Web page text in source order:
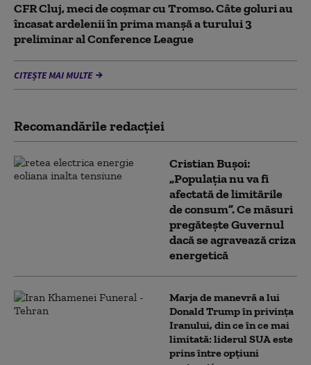
CFR Cluj, meci de coșmar cu Tromso. Câte goluri au
încasat ardelenii în prima manşă a turului 3
preliminar al Conference League
CITEȘTE MAI MULTE
Recomandările redacţiei
Cristian Bușoi:
„Populația nu va fi
afectată de limitările
de consum”. Ce măsuri
pregătește Guvernul
dacă se agravează criza
energetică
Marja de manevră a lui
Donald Trump în privința
Iranului, din ce în ce mai
limitată: liderul SUA este
prins între opțiuni